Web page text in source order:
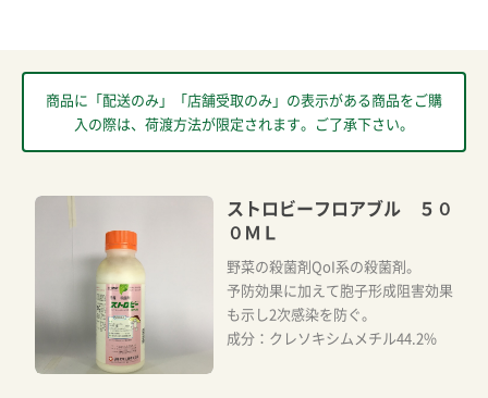
商品に「配送のみ」「店舗受取のみ」の表示がある商品をご購
入の際は、荷渡方法が限定されます。ご了承下さい。
ストロビーフロアブル ５０
０ＭＬ
野菜の殺菌剤QoI系の殺菌剤。
予防効果に加えて胞子形成阻害効果
も示し2次感染を防ぐ。
成分：クレソキシムメチル44.2%